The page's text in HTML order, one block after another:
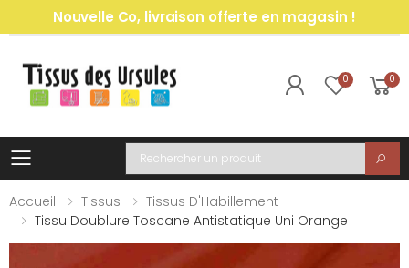
Nouvelle Co, livraison offerte en magasin !
0 0
Toggle mobile menu
Recherche
Accueil
Tissus
Tissus D'Habillement
Tissu Doublure Toscane Antistatique Uni Orange